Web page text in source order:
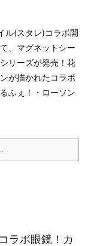
ル(スタレ)コラボ開
、マグネットシー
リーズが発売！花
が描かれたコラボ
ふぇ！
・ローソン
ラボ眼鏡！カ